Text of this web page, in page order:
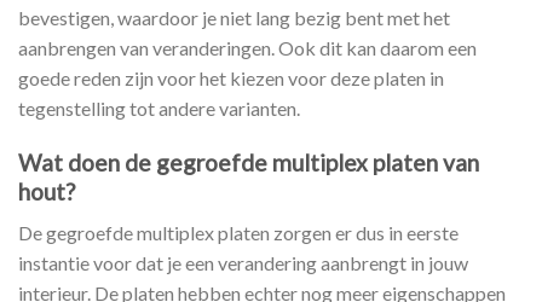
bevestigen, waardoor je niet lang bezig bent met het
aanbrengen van veranderingen. Ook dit kan daarom een
goede reden zijn voor het kiezen voor deze platen in
tegenstelling tot andere varianten.
Wat doen de gegroefde multiplex platen van
hout?
De gegroefde multiplex platen zorgen er dus in eerste
instantie voor dat je een verandering aanbrengt in jouw
interieur. De platen hebben echter nog meer eigenschappen